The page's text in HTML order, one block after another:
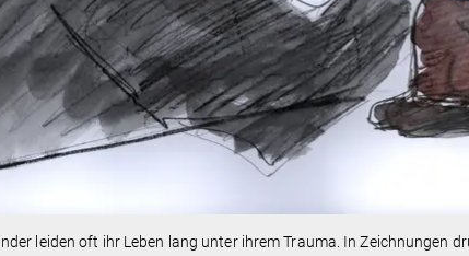
leiden oft ihr Leben lang unter ihrem Trauma. In Zeichnungen